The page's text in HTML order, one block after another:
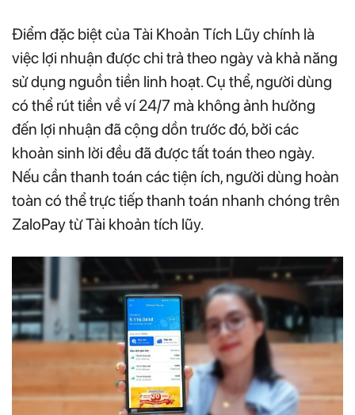
Điểm đặc biệt của Tài Khoản Tích Lũy chính là
việc lợi nhuận được chi trả theo ngày và khả năng
sử dụng nguồn tiền linh hoạt. Cụ thể, người dùng
có thể rút tiền về ví 24/7 mà không ảnh hưởng
đến lợi nhuận đã cộng dồn trước đó, bởi các
khoản sinh lời đều đã được tất toán theo ngày.
Nếu cần thanh toán các tiện ích, người dùng hoàn
toàn có thể trực tiếp thanh toán nhanh chóng trên
ZaloPay từ Tài khoản tích lũy.